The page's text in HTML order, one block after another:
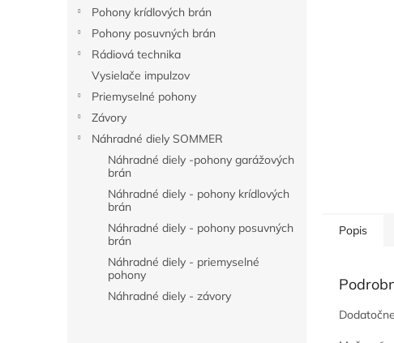
Pohony krídlových brán
Pohony posuvných brán
Rádiová technika
Vysielače impulzov
Priemyselné pohony
Závory
Náhradné diely SOMMER
Náhradné diely -pohony garážových
brán
Náhradné diely - pohony krídlových
brán
Náhradné diely - pohony posuvných
brán
Náhradné diely - priemyselné
pohony
Náhradné diely - závory
Popis